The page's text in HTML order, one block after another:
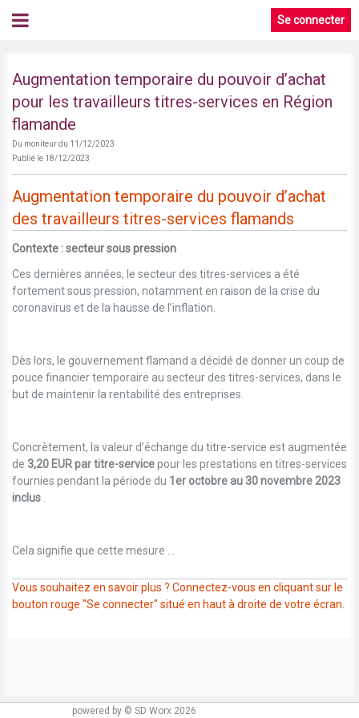
Se connecter
Augmentation temporaire du pouvoir d’achat
pour les travailleurs titres-services en Région
flamande
Du moniteur du 11/12/2023
Publié le 18/12/2023
Augmentation temporaire du pouvoir d’achat
des travailleurs titres-services flamands
Contexte : secteur sous pression
Ces dernières années, le secteur des titres-services a été
fortement sous pression, notamment en raison de la crise du
coronavirus et de la hausse de l’inflation.
Dès lors, le gouvernement flamand a décidé de donner un coup de
pouce financier temporaire au secteur des titres-services, dans le
but de maintenir la rentabilité des entreprises.
Concrètement, la valeur d’échange du titre-service est augmentée
de 3,20 EUR par titre-servicepour les prestations en titres-services
fournies pendant la période du 1er octobre au 30 novembre 2023
inclus .
Cela signifie que cette mesure ...
Vous souhaitez en savoir plus ? Connectez-vous en cliquant sur le
bouton rouge "Se connecter" situé en haut à droite de votre écran.
powered by © SD Worx 2026